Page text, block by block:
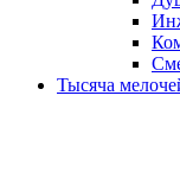
Тысяча